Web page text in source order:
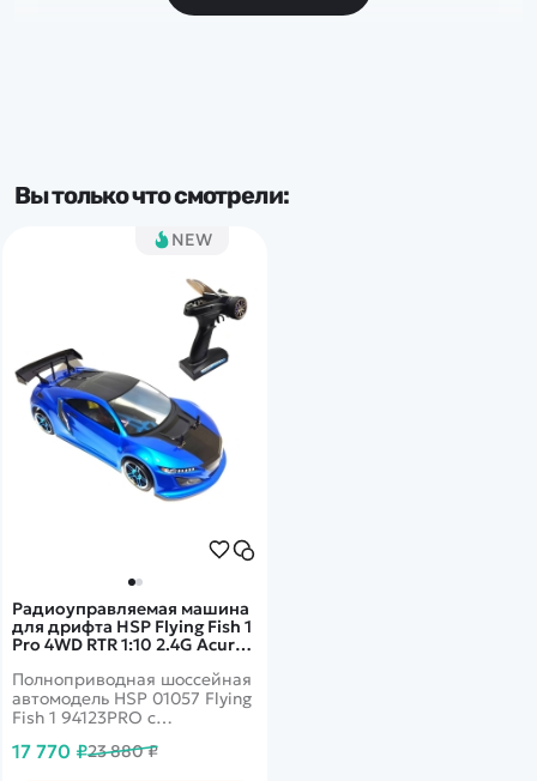
2.4 Ghz
Тип комплекта
Вы только что смотрели:
NEW
Радиоуправляемая машина
для дрифта HSP Flying Fish 1
Pro 4WD RTR 1:10 2.4G Acura
Полноприводная шоссейная
автомодель HSP 01057 Flying
Fish 1 94123PRO с
предназначенная для
17 770 ₽23 880 ₽